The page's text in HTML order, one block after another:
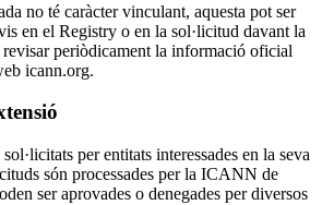
no té caràcter vinculant, aquesta pot ser
en el Registry o en la sol·licitud davant la
periòdicament la informació oficial
icann.org.
per entitats interessades en la seva
són processades per la ICANN de
ser aprovades o denegades per diversos